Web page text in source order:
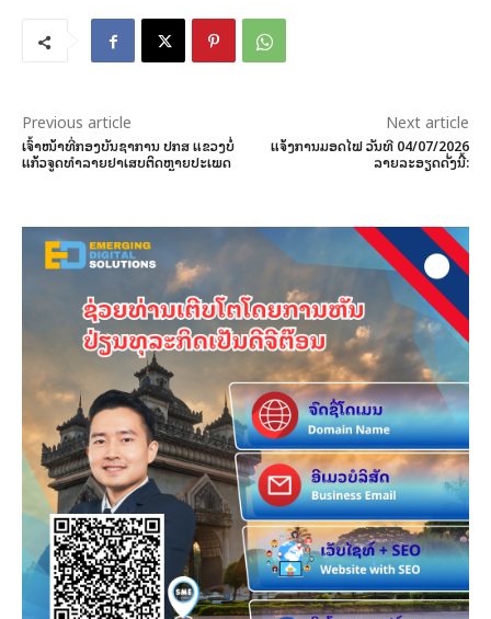
Previous article
ເຈົ້າໜ້າທີ່ກອງບັນຊາການ ປກສ ແຂວງບໍ່
ແກ້ວຈູດທໍາລາຍຢາເສບຕິດຫຼາຍປະເພດ
Next article
ແຈ້ງການມອດໄຟ ວັນທີ 04/07/2026
ລາຍລະອຽດດັ່ງນີ້: